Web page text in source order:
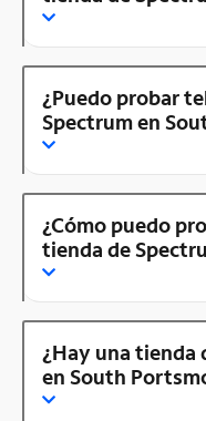
¿Puedo probar
Spectrum en
¿Cómo puedo
tienda de
¿Hay una tienda
en South